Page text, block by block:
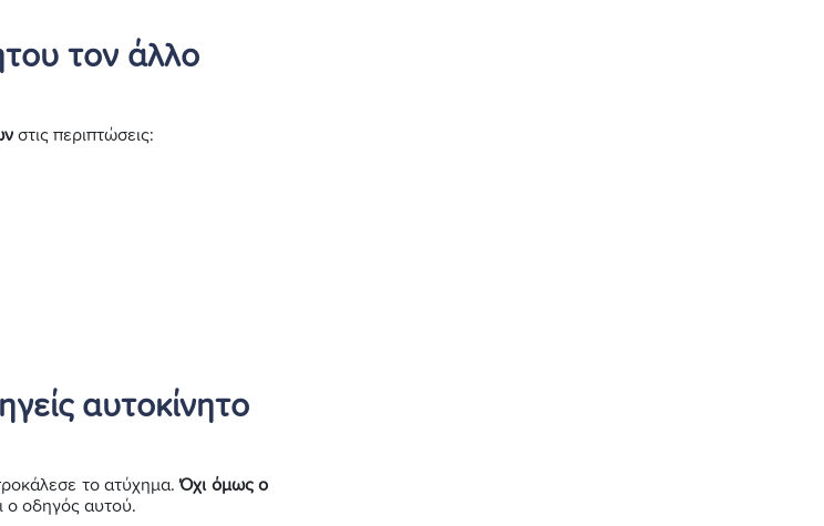
τον άλλο
στις περιπτώσεις:
αυτοκίνητο
το ατύχημα.Όχι όμως ο
ο οδηγός αυτού.